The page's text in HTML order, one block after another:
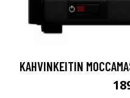
KAHVINKEITIN